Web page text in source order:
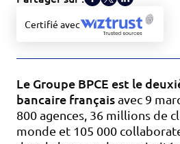
Certifié avec
Le Groupe BPCE est le
bancaire françaisavec 9
800 agences, 36 millions de
monde et 105 000